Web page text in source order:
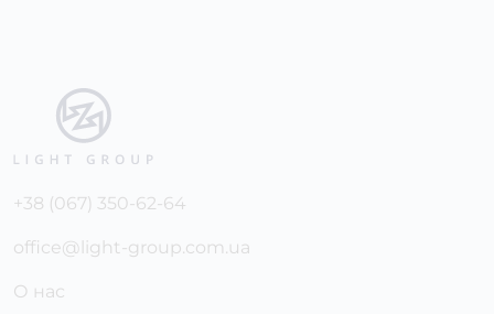
+38 (067) 350-62-64
office@light-group.com.ua
О нас